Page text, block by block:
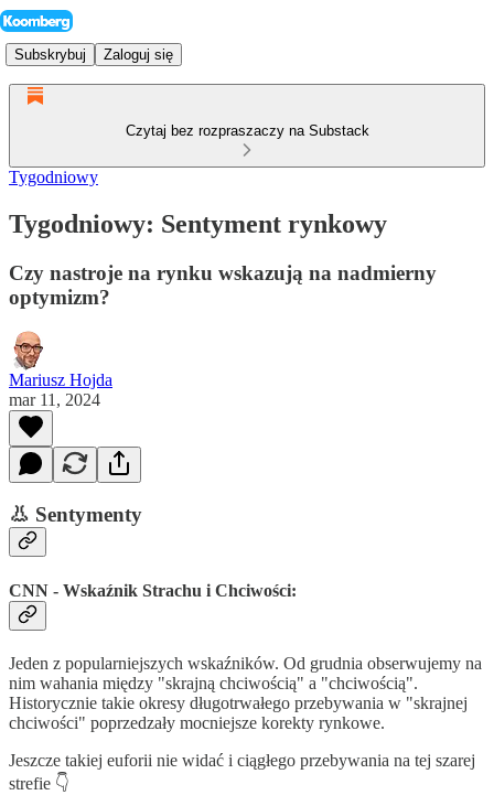
Subskrybuj Zaloguj się
Czytaj bez rozpraszaczy na Substack
Tygodniowy
Tygodniowy: Sentyment rynkowy
Czy nastroje na rynku wskazują na nadmierny
optymizm?
Mariusz Hojda
mar 11, 2024
👃 Sentymenty
CNN - Wskaźnik Strachu i Chciwości:
Jeden z popularniejszych wskaźników. Od grudnia obserwujemy na
nim wahania między "skrajną chciwością" a "chciwością".
Historycznie takie okresy długotrwałego przebywania w "skrajnej
chciwości" poprzedzały mocniejsze korekty rynkowe.
Jeszcze takiej euforii nie widać i ciągłego przebywania na tej szarej
strefie 👇